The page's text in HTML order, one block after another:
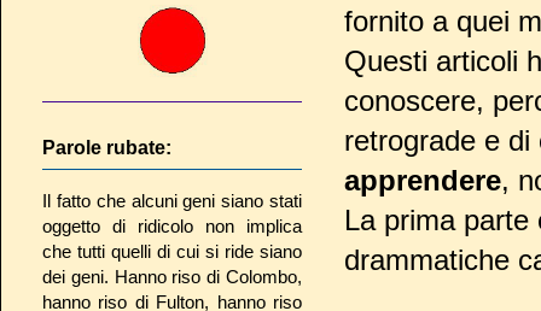
fornito a quei
Questi articoli
conoscere,
retrograde e
apprendere,
La prima
drammatiche
Parole rubate:
Il fatto che alcuni geni siano stati
oggetto di ridicolo non implica
che tutti quelli di cui si ride siano
dei geni. Hanno riso di Colombo,
hanno riso di Fulton, hanno riso